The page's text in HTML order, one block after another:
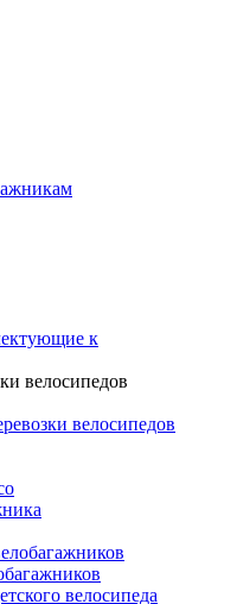
к
велосипедов
велосипедов
велосипеда